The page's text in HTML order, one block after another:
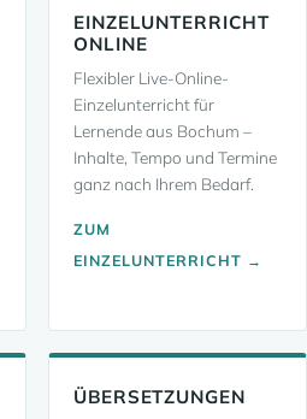
EINZELUNTERRICHT
ONLINE
Flexibler Live-Online-
Einzelunterricht für
Lernende aus Bochum –
Inhalte, Tempo und Termine
ganz nach Ihrem Bedarf.
ZUM
EINZELUNTERRICHT →
ÜBERSETZUNGEN